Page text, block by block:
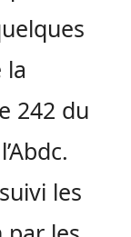
la
242 du
les